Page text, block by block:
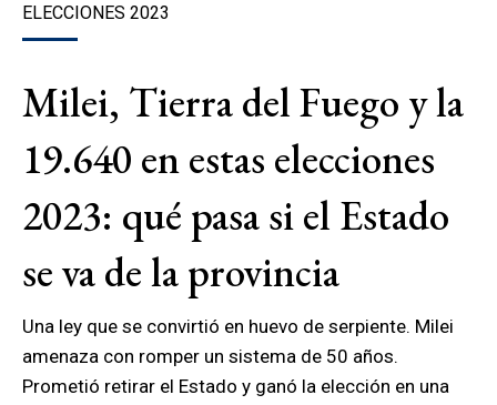
ELECCIONES 2023
Milei, Tierra del Fuego y la
19.640 en estas elecciones
2023: qué pasa si el Estado
se va de la provincia
Una ley que se convirtió en huevo de serpiente. Milei
amenaza con romper un sistema de 50 años.
Prometió retirar el Estado y ganó la elección en una